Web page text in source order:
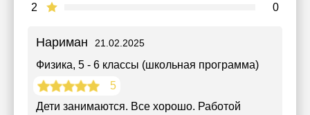
2 0
Нариман 21.02.2025
Физика, 5 - 6 классы (школьная программа)
5
Дети занимаются. Все хорошо. Работой